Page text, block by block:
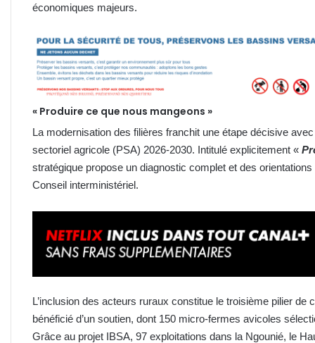
économiques majeurs.
« Produire ce que nous mangeons »
La modernisation des filières franchit une étape décisive
sectoriel agricole (PSA) 2026-2030. Intitulé explicitement «
stratégique propose un diagnostic complet et des
Conseil interministériel.
L’inclusion des acteurs ruraux constitue le troisième pilier
bénéficié d’un soutien, dont 150 micro-fermes avicoles
Grâce au projet IBSA, 97 exploitations dans la Ngounié, le